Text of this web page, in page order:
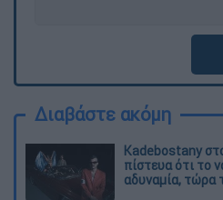
Διαβάστε ακόμη
Kadebostany
πίστευα ότι το
αδυναμία, τώρα